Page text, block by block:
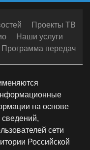
Проекты ТВ
Наши услуги
Программа передач
на основе
сведений,
сети
Российской